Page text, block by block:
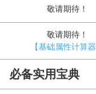
敬请期待！
敬请期待！
【基础属性计算
必备实用宝典